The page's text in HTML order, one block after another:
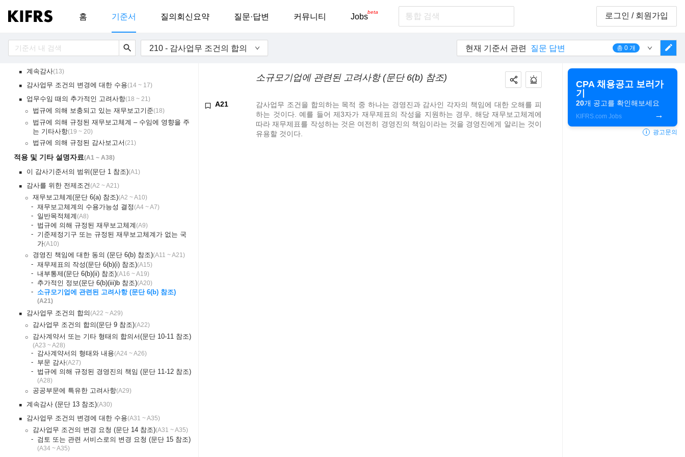
홈 기준서 질의회신요약 질문·답변 커뮤니티 Jobsbeta 로그인 / 회원가입
search 210 - 감사업무 조건의 합의 현재 기준서 관련 질문 답변 총 0 개 edit
￭ 감사를 위한 전제조건
감사업무 수임 전의 범위제한(7)
￮ 감사업무 수임에 영향을 미치는 기타 요인들(
￭ 감사업무 조건의 합의(9 ~ 12)
￭ 계속감사(13)
￭ 감사업무 조건의 변경에 대한 수용(14 ~ 17)
￭ 업무수임 때의 추가적인 고려사항(18 ~ 21)
￮ 법규에 의해 보충되고 있는 재무보고기준(18)
￮
법규에 의해 규정된 재무보고체계 – 수임에 영향을 주
는 기타사항(19 ~ 20)
￮ 법규에 의해 규정된 감사보고서 (21)
적용 및 기타 설명자료(A1 ~ A38)
￭ 이 감사기준서의 범위(문단 1 참조)(A1)
￭ 감사를 위한 전제조건 (A2 ~ A21)
￮ 재무보고체계(문단 6(a) 참조)(A2 ~ A10)
- 재무보고체계의 수용가능성 결정 (A4 ~ A7)
- 일반목적체계 (A8)
- 법규에 의해 규정된 재무보고체계 (A9)
- 기준제정기구 또는 규정된 재무보고체계가 없는 국
가(A10)
￮ 경영진 책임에 대한 동의 (문단 6(b) 참조)(A11 ~ A21)
- 재무제표의 작성(문단 6(b)(i) 참조)(A15)
- 내부통제(문단 6(b)(ii) 참조)(A16 ~ A19)
- 추가적인 정보(문단 6(b)(iii)b 참조)(A20)
- 소규모기업에 관련된 고려사항 (문단 6(b) 참조)
(A21)
￭ 감사업무 조건의 합의 (A22 ~ A29)
￮ 감사업무 조건의 합의(문단 9 참조)(A22)
￮ 감사계약서 또는 기타 형태의 합의서(문단 10-11 참조)
(A23 ~ A28)
- 감사계약서의 형태와 내용(A24 ~ A26)
- 부문 감사(A27)
- 법규에 의해 규정된 경영진의 책임 (문단 11-12 참조)
(A28)
￮ 공공부문에 특유한 고려사항(A29)
￭ 계속감사 (문단 13 참조)(A30)
￭ 감사업무 조건의 변경에 대한 수용(A31 ~ A35)
￮ 감사업무 조건의 변경 요청 (문단 14 참조)(A31 ~ A35)
- 검토 또는 관련 서비스로의 변경 요청 (문단 15 참조)
(A34 ~ A35)
소규모기업에 관련된 고려사항 (문단 6(b) 참조)
A21
감사업무 조건을 합의하는 목적 중 하나는 경영진과 감사인 각자의 책임에 대한 오해를 피
하는 것이다. 예를 들어 제3자가 재무제표의 작성을 지원하는 경우, 해당 재무보고체계에
따라 재무제표를 작성하는 것은 여전히 경영진의 책임이라는 것을 경영진에게 알리는 것이
유용할 것이다.
CPA 채용공고 보러가
기
20개 공고를 확인해보세요
KIFRS.com Jobs
i 광고문의